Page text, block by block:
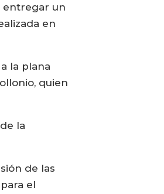
entregar un
en
la plana
quien
la
de las
el